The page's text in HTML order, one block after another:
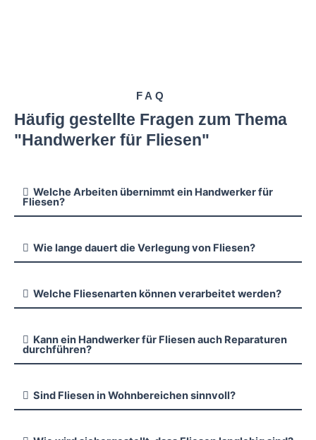
FAQ
Häufig gestellte Fragen zum Thema
"Handwerker für Fliesen"
Welche Arbeiten übernimmt ein Handwerker für
Fliesen?
Wie lange dauert die Verlegung von Fliesen?
Welche Fliesenarten können verarbeitet werden?
Kann ein Handwerker für Fliesen auch Reparaturen
durchführen?
Sind Fliesen in Wohnbereichen sinnvoll?